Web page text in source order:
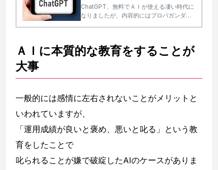
ChatGPT、無料でＡＩが使える凄い時代に
なりましたが、内容的にはプロパガンダは
ＡＩに本質的な教育をすることが
大事
一般的には感情に左右されないことがメリットと
いわれていますが、
「運用成績が良いと褒め、悪いと叱る」という教
育をしたことで
叱られることが嫌で破綻したAIのケースがありま